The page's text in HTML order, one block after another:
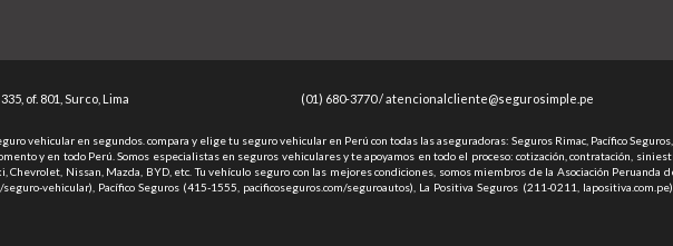
of. 801, Surco, Lima (01) 680-3770 /atencionalcliente@segurosimple.pe
vehicular en segundos. compara y elige tu seguro vehicular en Perú con todas las aseguradoras: Seguros Rimac, Pacífico
y en todo Perú. Somos especialistas en seguros vehiculares y te apoyamos en todo el proceso: cotización, contratación,
Chevrolet, Nissan, Mazda, BYD, etc. Tu vehículo seguro con las mejores condiciones, somos miembros de la Asociación
vehicular), Pacífico Seguros (415-1555, pacificoseguros.com/seguroautos), La Positiva Seguros (211-0211,